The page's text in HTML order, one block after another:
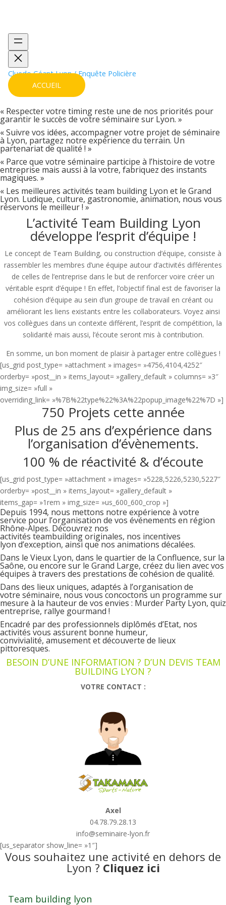
Cluedo Géant Lyon / Enquête Policière
ACCUEIL
« Respecter votre timing reste une de nos priorités pour
garantir le succès de votre séminaire sur Lyon. »
« Suivre vos idées, accompagner votre projet de séminaire
à Lyon, partagez notre expérience du terrain. Un
partenariat de qualité ! »
« Parce que votre séminaire participe à l’histoire de votre
entreprise mais aussi à la votre, fabriquez des instants
magiques. »
« Les meilleures activités team building Lyon et le Grand
Lyon. Ludique, culture, gastronomie, animation, nous vous
réservons le meilleur ! »
L’activité Team Building Lyon
développe l’esprit d’équipe !
Le concept de Team Building, ou construction d’équipe, consiste à
rassembler les membres d’une équipe autour d’activités différentes
de celles de l’entreprise dans le but de renforcer voire créer un
véritable esprit d’équipe ! En effet, l’objectif final est de favoriser la
cohésion d’équipe au sein d’un groupe de travail en créant ou
améliorant les liens existants entre les collaborateurs. Voyez ainsi
vos collègues dans un contexte différent, l’esprit de compétition, la
solidarité mais aussi, l’écoute seront mis à contribution.
En somme, un bon moment de plaisir à partager entre collègues !
[us_grid post_type= »attachment » images= »4756,4104,4252″
orderby= »post__in » items_layout= »gallery_default » columns= »3″
img_size= »full »
overriding_link= »%7B%22type%22%3A%22popup_image%22%7D »]
750 Projets cette année
Plus de 25 ans d’expérience dans
l’organisation d’évènements.
100 % de réactivité & d’écoute
[us_grid post_type= »attachment » images= »5228,5226,5230,5227″
orderby= »post__in » items_layout= »gallery_default »
items_gap= »1rem » img_size= »us_600_600_crop »]
Depuis 1994, nous mettons notre expérience à votre
service pour l’organisation de vos événements en région
Rhône-Alpes. Découvrez nos
activités teambuilding originales, nos incentives
lyon d’exception, ainsi que nos animations décalées.
Dans le Vieux Lyon, dans le quartier de la Confluence, sur la
Saône, ou encore sur le Grand Large, créez du lien avec vos
équipes à travers des prestations de cohésion de qualité.
Dans des lieux uniques, adaptés à l’organisation de
votre séminaire, nous vous concoctons un programme sur
mesure à la hauteur de vos envies : Murder Party Lyon, quiz
entreprise, rallye gourmand !
Encadré par des professionnels diplômés d’Etat, nos
activités vous assurent bonne humeur,
convivialité, amusement et découverte de lieux
pittoresques.
BESOIN D’UNE INFORMATION ? D’UN DEVIS TEAM
BUILDING LYON ?
VOTRE CONTACT :
Axel
04.78.79.28.13
info@seminaire-lyon.fr
[us_separator show_line= »1″]
Vous souhaitez une activité en dehors de
Lyon ? Cliquez ici
Team building lyon